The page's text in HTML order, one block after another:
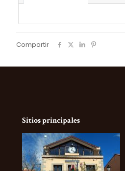
Compartir
Sitios principales